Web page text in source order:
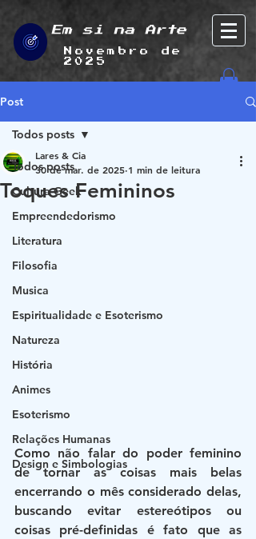
Em si na Arte
Novembro de
2025
Post
Todos posts
Cultura Geek
Empreendedorismo
Literatura
Filosofia
Musica
Espiritualidade e Esoterismo
Natureza
História
Animes
Esoterismo
Relações Humanas
Design e Simbologias
Todos posts
Toques Femininos
Lares & Cia
30 de mar. de 2025 1 min de leitura
Como não falar do poder feminino
de tornar as coisas mais belas
encerrando o mês considerado delas,
buscando evitar estereótipos ou
coisas pré-definidas é fato que as